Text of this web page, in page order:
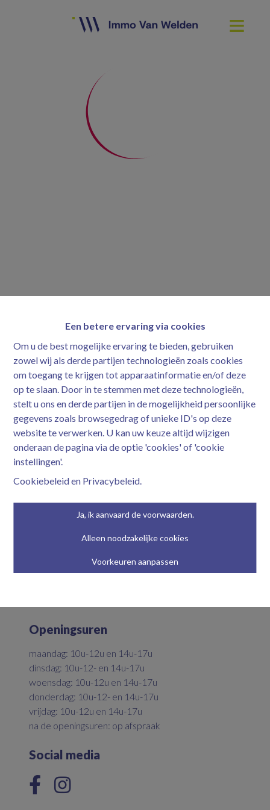
Een betere ervaring via cookies
Om u de best mogelijke ervaring te bieden, gebruiken
zowel wij als derde partijen technologieën zoals cookies
om toegang te krijgen tot apparaatinformatie en/of deze
op te slaan. Door in te stemmen met deze technologieën,
stelt u ons en derde partijen in de mogelijkheid persoonlijke
gegevens zoals browsegedrag of unieke ID's op deze
website te verwerken. U kan uw keuze altijd wijzigen
onderaan de pagina via de optie 'cookies' of 'cookie
instellingen'.
Cookiebeleiden Privacybeleid.
Ja, ik aanvaard de voorwaarden.
Alleen noodzakelijke cookies
Voorkeuren aanpassen
9700 Oudenaarde
Openingsuren
maandag: 10u-12u en 14u-17u
dinsdag: 10u-12- en 14u-17u
woensdag: 10u-12u en 14u-17u
donderdag: 10u-12- en 14u-17u
vrijdag: 10u-12u en 14u-17u
na de openingsuren: op afspraak
Social media